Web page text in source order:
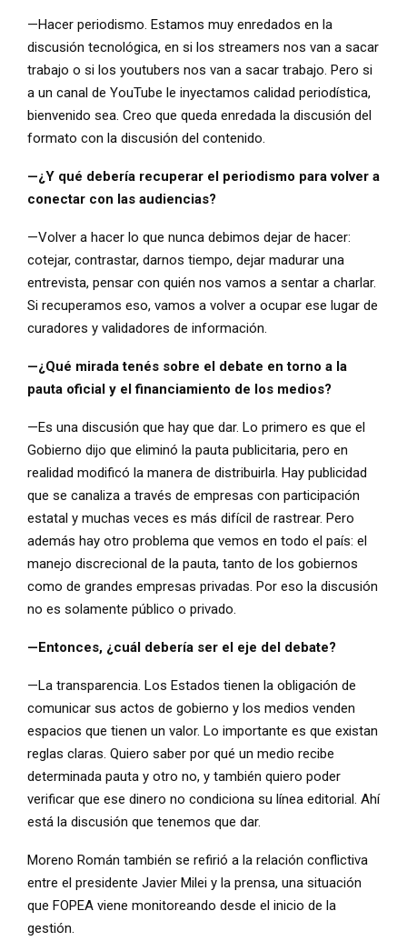
—Hacer periodismo. Estamos muy enredados en la
discusión tecnológica, en si los streamers nos van a sacar
trabajo o si los youtubers nos van a sacar trabajo. Pero si
a un canal de YouTube le inyectamos calidad periodística,
bienvenido sea. Creo que queda enredada la discusión del
formato con la discusión del contenido.
—¿Y qué debería recuperar el periodismo para volver a
conectar con las audiencias?
—Volver a hacer lo que nunca debimos dejar de hacer:
cotejar, contrastar, darnos tiempo, dejar madurar una
entrevista, pensar con quién nos vamos a sentar a charlar.
Si recuperamos eso, vamos a volver a ocupar ese lugar de
curadores y validadores de información.
—¿Qué mirada tenés sobre el debate en torno a la
pauta oficial y el financiamiento de los medios?
—Es una discusión que hay que dar. Lo primero es que el
Gobierno dijo que eliminó la pauta publicitaria, pero en
realidad modificó la manera de distribuirla. Hay publicidad
que se canaliza a través de empresas con participación
estatal y muchas veces es más difícil de rastrear. Pero
además hay otro problema que vemos en todo el país: el
manejo discrecional de la pauta, tanto de los gobiernos
como de grandes empresas privadas. Por eso la discusión
no es solamente público o privado.
—Entonces, ¿cuál debería ser el eje del debate?
—La transparencia. Los Estados tienen la obligación de
comunicar sus actos de gobierno y los medios venden
espacios que tienen un valor. Lo importante es que existan
reglas claras. Quiero saber por qué un medio recibe
determinada pauta y otro no, y también quiero poder
verificar que ese dinero no condiciona su línea editorial. Ahí
está la discusión que tenemos que dar.
Moreno Román también se refirió a la relación conflictiva
entre el presidente Javier Milei y la prensa, una situación
que FOPEA viene monitoreando desde el inicio de la
gestión.